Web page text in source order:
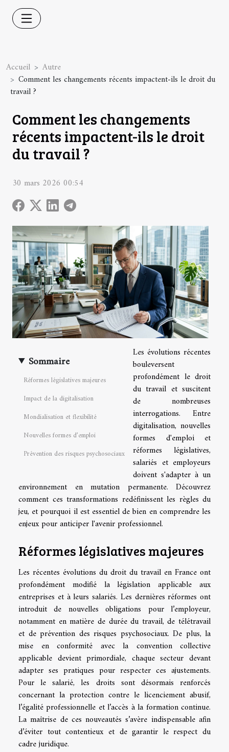
Accueil
Autre
Comment les changements récents impactent-ils le droit du
travail ?
Comment les changements
récents impactent-ils le droit
du travail ?
30 mars 2026 00:54
Sommaire
Réformes législatives majeures
Impact de la digitalisation
Mondialisation et flexibilité
Nouvelles formes d’emploi
Prévention des risques psychosociaux
Les évolutions récentes
bouleversent
profondément le droit
du travail et suscitent
de nombreuses
interrogations. Entre
digitalisation, nouvelles
formes d'emploi et
réformes législatives,
salariés et employeurs
doivent s'adapter à un
environnement en mutation permanente. Découvrez
comment ces transformations redéfinissent les règles du
jeu, et pourquoi il est essentiel de bien en comprendre les
enjeux pour anticiper l'avenir professionnel.
Réformes législatives majeures
Les récentes évolutions du droit du travail en France ont
profondément modifié la législation applicable aux
entreprises et à leurs salariés. Les dernières réformes ont
introduit de nouvelles obligations pour l’employeur,
notamment en matière de durée du travail, de télétravail
et de prévention des risques psychosociaux. De plus, la
mise en conformité avec la convention collective
applicable devient primordiale, chaque secteur devant
adapter ses pratiques pour respecter ces ajustements.
Pour le salarié, les droits sont désormais renforcés
concernant la protection contre le licenciement abusif,
l’égalité professionnelle et l’accès à la formation continue.
La maîtrise de ces nouveautés s’avère indispensable afin
d’éviter tout contentieux et de garantir le respect du
cadre juridique.